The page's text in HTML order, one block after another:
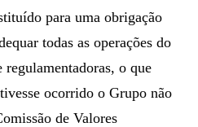
para uma obrigação
todas as operações do
regulamentadoras, o que
ocorrido o Grupo não
de Valores